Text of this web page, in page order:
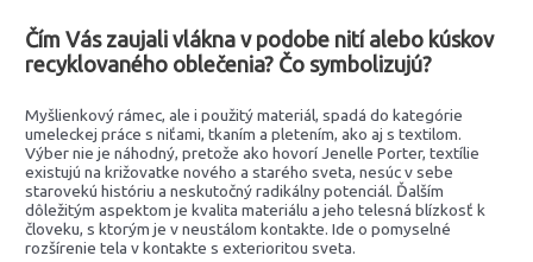
Čím Vás zaujali vlákna v podobe nití alebo kúskov
recyklovaného oblečenia? Čo symbolizujú?
Myšlienkový rámec, ale i použitý materiál, spadá do kategórie
umeleckej práce s niťami, tkaním a pletením, ako aj s textilom.
Výber nie je náhodný, pretože ako hovorí Jenelle Porter, textílie
existujú na križovatke nového a starého sveta, nesúc v sebe
starovekú históriu a neskutočný radikálny potenciál. Ďalším
dôležitým aspektom je kvalita materiálu a jeho telesná blízkosť k
človeku, s ktorým je v neustálom kontakte. Ide o pomyselné
rozšírenie tela v kontakte s exterioritou sveta.